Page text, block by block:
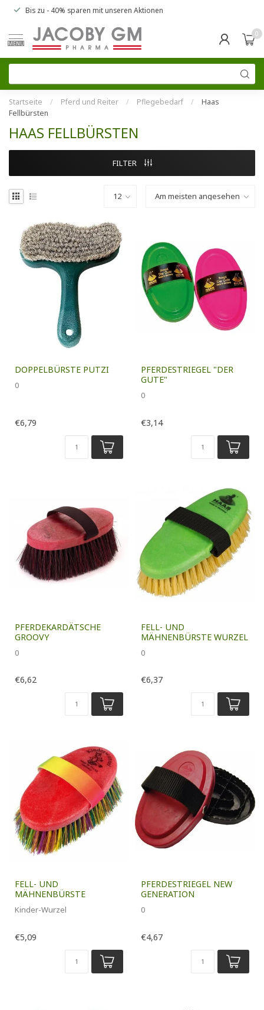
Bis zu - 40% sparen mit unseren Aktionen
MENU
0
Startseite / Pferd und Reiter / Pflegebedarf /
Haas
Fellbürsten
HAAS FELLBÜRSTEN
FILTER
DOPPELBÜRSTE PUTZI
0
€6,79
PFERDESTRIEGEL "DER
GUTE"
0
€3,14
PFERDEKARDÄTSCHE
GROOVY
0
€6,62
FELL- UND
MÄHNENBÜRSTE WURZEL
0
€6,37
FELL- UND
MÄHNENBÜRSTE
Kinder-Wurzel
€5,09
PFERDESTRIEGEL NEW
GENERATION
0
€4,67